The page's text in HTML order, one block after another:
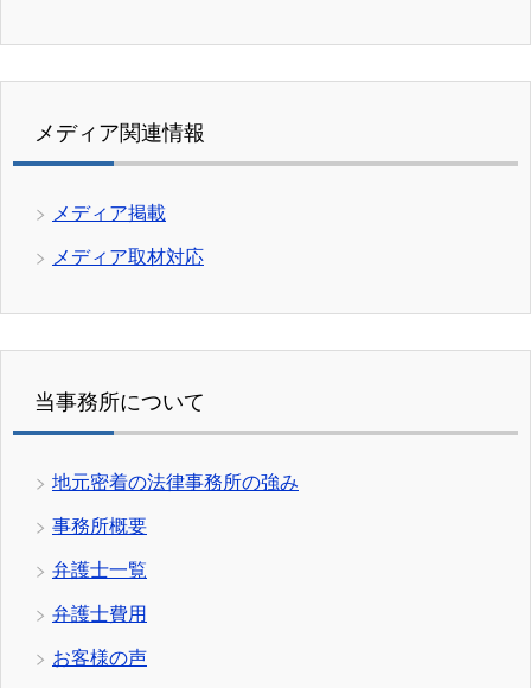
メディア関連情報
メディア掲載
メディア取材対応
当事務所について
地元密着の法律事務所の強み
事務所概要
弁護士一覧
弁護士費用
お客様の声